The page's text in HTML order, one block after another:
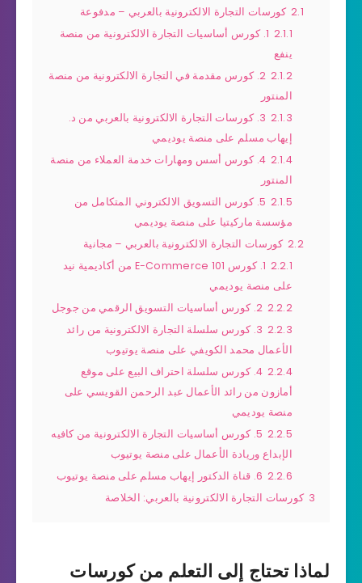
2.1 كورسات التجارة الالكترونية بالعربي – مدفوعة
2.1.1
1. كورس أساسيات التجارة الالكترونية من منصة
ينفع
2.1.2
2. كورس مقدمة في التجارة الالكترونية من منصة
المنتور
2.1.3
3. كورسات التجارة الالكترونية بالعربي من د.
إيهاب مسلم على منصة يوديمي
2.1.4
4. كورس أسس ومهارات خدمة العملاء من منصة
المنتور
2.1.5
5. كورس التسويق الالكتروني المتكامل من
مؤسسة ماركيتيا على منصة يوديمي
2.2 كورسات التجارة الالكترونية بالعربي – مجانية
2.2.1
1. كورس E-Commerce 101 من أكاديمية نيد
على منصة يوديمي
2.2.2 2. كورس أساسيات التسويق الرقمي من جوجل
2.2.3
3. كورس سلسلة التجارة الالكترونية من رائد
الأعمال محمد الكويفي على منصة يوتيوب
2.2.4
4. كورس سلسلة احتراف البيع على موقع
أمازون من رائد الأعمال عبد الرحمن القويسي على
منصة يوديمي
2.2.5
5. كورس أساسيات التجارة الالكترونية من كافيه
الإبداع وريادة الأعمال على منصة يوتيوب
2.2.6 6. قناة الدكتور إيهاب مسلم على منصة يوتيوب
3 كورسات التجارة الالكترونية بالعربي: الخلاصة
لماذا تحتاج إلى التعلم من كورسات